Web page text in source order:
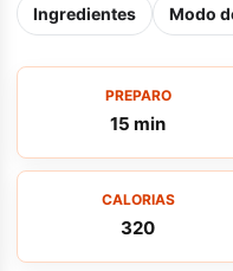
Ingredientes Modo
PREPARO
15 min
CALORIAS
320